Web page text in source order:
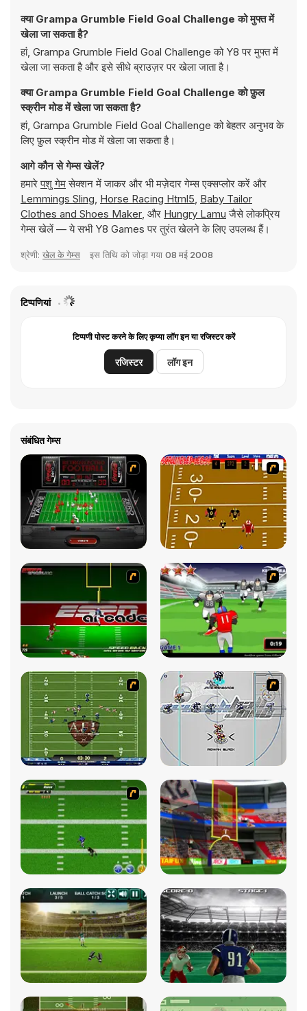
क्या Grampa Grumble Field Goal Challenge को मुफ्त में
खेला जा सकता है?
हां, Grampa Grumble Field Goal Challenge को Y8 पर मुफ्त में
खेला जा सकता है और इसे सीधे ब्राउज़र पर खेला जाता है।
क्या Grampa Grumble Field Goal Challenge को फ़ुल
स्क्रीन मोड में खेला जा सकता है?
हां, Grampa Grumble Field Goal Challenge को बेहतर अनुभव के
लिए फ़ुल स्क्रीन मोड में खेला जा सकता है।
आगे कौन से गेम्स खेलें?
हमारेपशु गेमसेक्शन में जाकर और भी मज़ेदार गेम्स एक्सप्लोर करें और
Lemmings Sling, Horse Racing Html5, Baby Tailor
Clothes and Shoes Maker, और Hungry Lamu जैसे लोकप्रिय
गेम्स खेलें — ये सभी Y8 Games पर तुरंत खेलने के लिए उपलब्ध हैं।
श्रेणी: खेल के गेम्स इस तिथि को जोड़ा गया 08 मई 2008
टिप्पणियां
टिप्पणी पोस्ट करने के लिए कृप्या लॉग इन या रजिस्टर करें
रजिस्टर लॉग इन
संबंधित गेम्स